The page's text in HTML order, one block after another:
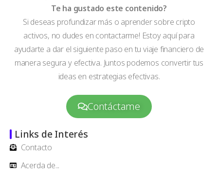
Te ha gustado este contenido?
Si deseas profundizar más o aprender sobre cripto
activos, no dudes en contactarme! Estoy aquí para
ayudarte a dar el siguiente paso en tu viaje financiero de
manera segura y efectiva. Juntos podemos convertir tus
ideas en estrategias efectivas.
Contáctame
Links de Interés
Contacto
Acerda de...